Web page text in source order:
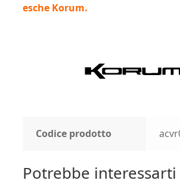
esche Korum.
Codice prodotto
Potrebbe interessarti